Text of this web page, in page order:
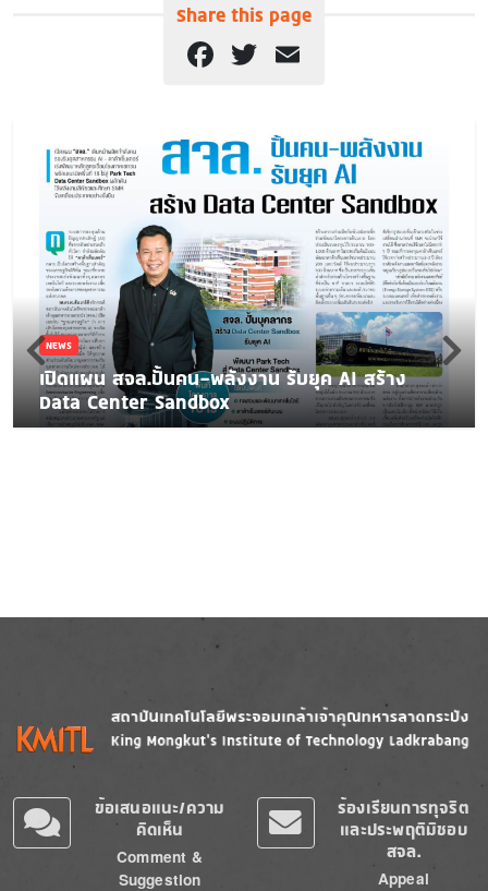
Share this page
Facebook
Twitter
NEWS
เปิดแผน สจล.ปั้นคน-พลังงาน รับยุค AI สร้าง
Data Center Sandbox
Image
ข้อเสนอแนะ/ความ
คิดเห็น
Comment &
Suggestion
ร้องเรียนการทุจริต
และประพฤติมิชอบ
สจล.
Appeal